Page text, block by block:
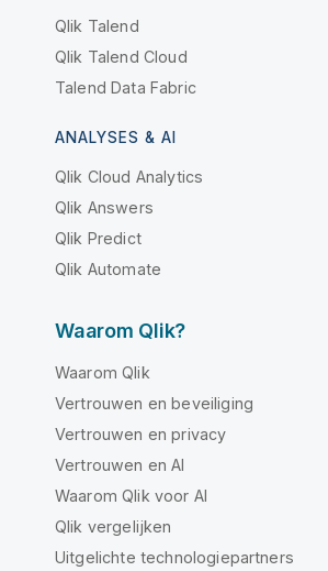
Qlik Talend
Qlik Talend Cloud
Talend Data Fabric
ANALYSES & AI
Qlik Cloud Analytics
Qlik Answers
Qlik Predict
Qlik Automate
Waarom Qlik?
Waarom Qlik
Vertrouwen en beveiliging
Vertrouwen en privacy
Vertrouwen en AI
Waarom Qlik voor AI
Qlik vergelijken
Uitgelichte technologiepartners